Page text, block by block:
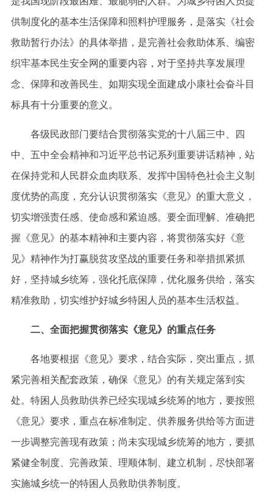
供制度化的基本生活保障和照料护理服务，是落实《社会
救助暂行办法》的具体举措，是完善社会救助体系、编密
织牢基本民生安全网的重要内容，对于坚持共享发展理
念、保障和改善民生、如期实现全面建成小康社会奋斗目
标具有十分重要的意义。
各级民政部门要结合贯彻落实党的十八届三中、四
中、五中全会精神和习近平总书记系列重要讲话精神，站
在保持党和人民群众血肉联系、发挥中国特色社会主义制
度优势的高度，充分认识贯彻落实《意见》的重大意义，
切实增强责任感、使命感和紧迫感。要全面理解、准确把
握《意见》的基本精神和主要内容，将贯彻落实好《意
见》精神作为打赢脱贫攻坚战的重要任务和举措抓紧抓
好，坚持城乡统筹，强化托底保障，优化服务供给，落实
精准救助，切实维护好城乡特困人员的基本生活权益。
二、全面把握贯彻落实《意见》的重点任务
各地要根据《意见》要求，结合实际，突出重点，抓
紧完善相关配套政策，确保《意见》的有关规定落到实
处。特困人员救助供养已经实现城乡统筹的地方，要按照
《意见》要求，重点在标准制定、供养服务供给等方面进
一步调整完善现有政策；尚未实现城乡统筹的地方，要抓
紧健全制度、完善政策、理顺体制、建立机制，尽快部署
实施城乡统一的特困人员救助供养制度。